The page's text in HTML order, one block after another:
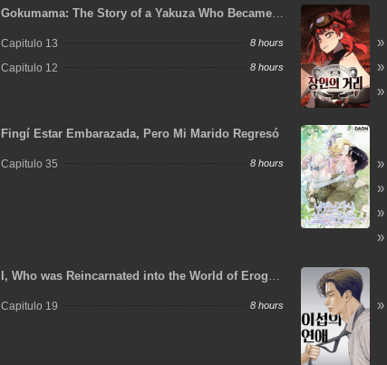
Gokumama: The Story of a Yakuza Who Became a
Capitulo 13 8 hours
Capitulo 12 8 hours
Fingí Estar Embarazada, Pero Mi Marido Regresó
Capitulo 35 8 hours
I, Who was Reincarnated into the World of Eroge,
Capitulo 19 8 hours